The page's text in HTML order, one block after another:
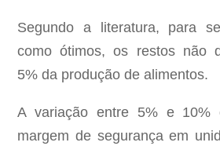
Segundo a literatura, para
como ótimos, os restos não
5% da produção de alimentos.
A variação entre 5% e 10%
margem de segurança em